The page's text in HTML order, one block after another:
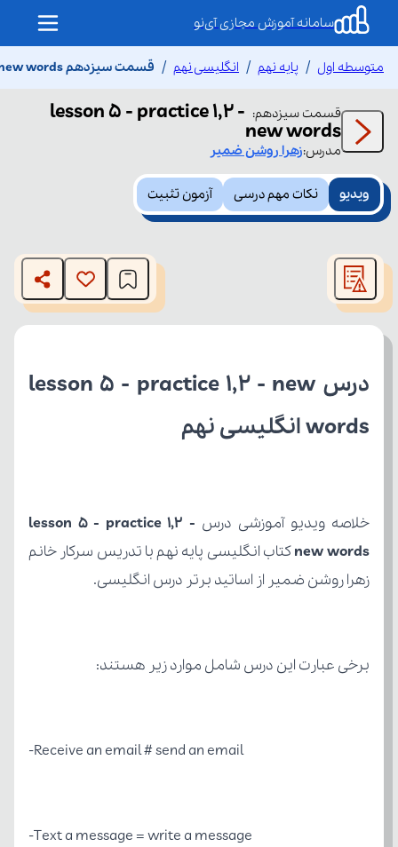
سامانه آموزش مجازی آی‌نو
متوسطه اول پایه نهم انگلیسی نهم قسمت سیزدهم lesson 5 - practice 1,2 - new words
قسمت سیزدهم:
lesson 5 - practice 1,2 -
new words
مدرس:زهرا روشن ضمیر
ویدیو نکات مهم درسی آزمون تثبیت
modal
window.
The media could not be loaded, either because the server
or network failed or because the format is not supported.
words انگلیسی نهم
خلاصه ویدیو آموزشی درس
new words
زهرا روشن ضمیر از اساتید برتر درس انگلیسی.
برخی عبارت این درس شامل موارد زیر هستند:
Receive an email # send an email-
Text a message = write a message-